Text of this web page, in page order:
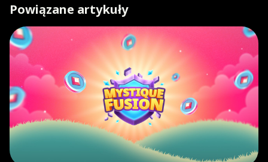
Powiązane artykuły